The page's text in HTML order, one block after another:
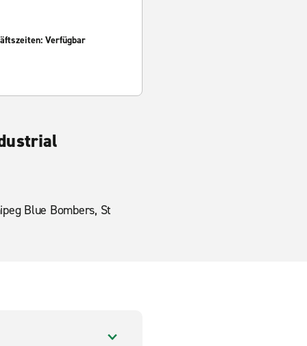
Verfügbar
Blue Bombers, St